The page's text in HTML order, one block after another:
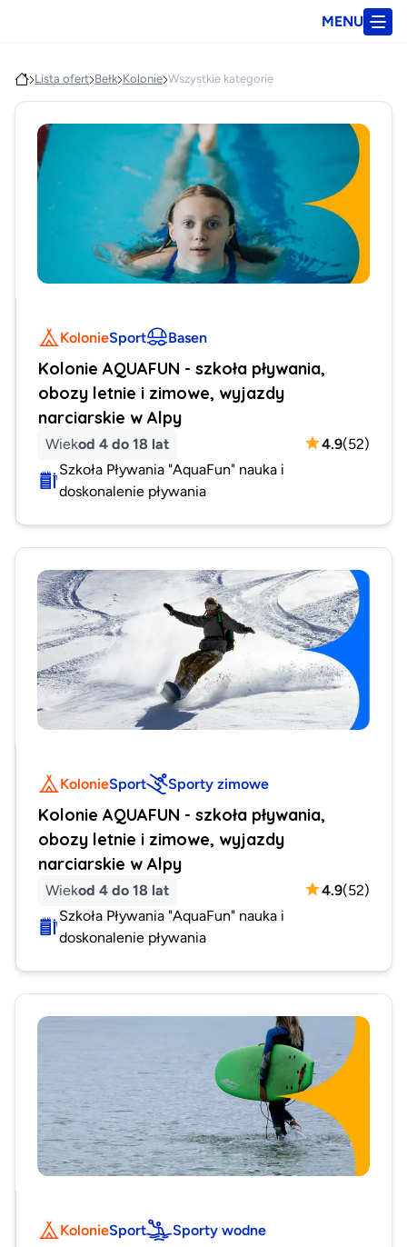
MENU
Lista ofert Bełk Kolonie Wszystkie kategorie
KolonieSport Basen
Kolonie AQUAFUN - szkoła pływania,
obozy letnie i zimowe, wyjazdy
narciarskie w Alpy
Wiekod 4 do 18 lat 4.9(52)
Szkoła Pływania "AquaFun" nauka i
doskonalenie pływania
KolonieSport Sporty zimowe
Kolonie AQUAFUN - szkoła pływania,
obozy letnie i zimowe, wyjazdy
narciarskie w Alpy
Wiekod 4 do 18 lat 4.9(52)
Szkoła Pływania "AquaFun" nauka i
doskonalenie pływania
KolonieSport Sporty wodne